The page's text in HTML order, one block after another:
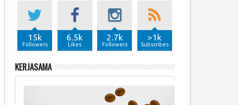
15k
Followers
6.5k
Likes
2.7k
Followers
>1k
Subscribes
KERJASAMA